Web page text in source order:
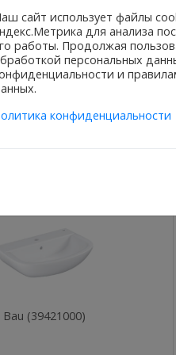
низковисящий
из ABS
Арматурная группа I
с изоляцией от
с угловым вентилем
медной трубкой
Bau (39421000)
сайт использует файлы
для анализа
работы. Продолжая
персональных
и
конфиденциальности